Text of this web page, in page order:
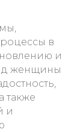
в
и
женщины
также
и